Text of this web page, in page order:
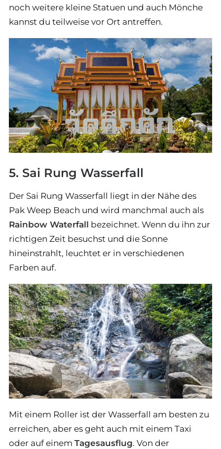
noch weitere kleine Statuen und auch Mönche
kannst du teilweise vor Ort antreffen.
5. Sai Rung Wasserfall
Der Sai Rung Wasserfall liegt in der Nähe des
Pak Weep Beach und wird manchmal auch als
Rainbow Waterfall bezeichnet. Wenn du ihn zur
richtigen Zeit besuchst und die Sonne
hineinstrahlt, leuchtet er in verschiedenen
Farben auf.
Mit einem Roller ist der Wasserfall am besten zu
erreichen, aber es geht auch mit einem Taxi
oder auf einem Tagesausflug. Von der